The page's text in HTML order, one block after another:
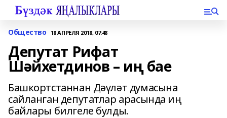
Общество 18 АПРЕЛЯ 2018, 07:48
Депутат Рифат
Шәйхетдинов – иң бае
Башкортстаннан Дәүләт думасына
сайланган депутатлар арасында иң
байлары билгеле булды.